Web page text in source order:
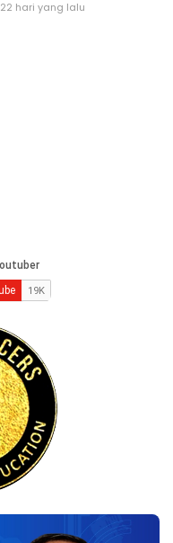
22 hari yang lalu